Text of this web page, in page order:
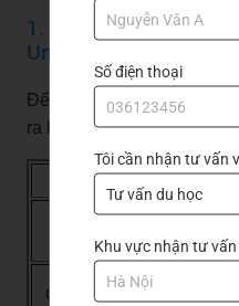
1. Điều kiện nhập
University
Để đảm bảo chất lượng
ra hệ thống các tiêu chí
Tiêu chí
Tốt nghiệp
Quốc tịch
Không có
Số điện thoại
Tôi cần nhận tư vấn
Khu vực nhận tư vấn